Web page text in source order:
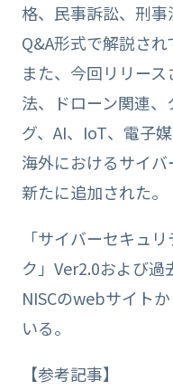
格、民事訴訟、刑
Q&A形式で解説され
また、今回リリー
法、ドローン関連
グ、AI、IoT、電子
海外におけるサイ
新たに追加された。
「サイバーセキュ
ク」Ver2.0および
NISCのwebサイト
いる。
【参考記事】